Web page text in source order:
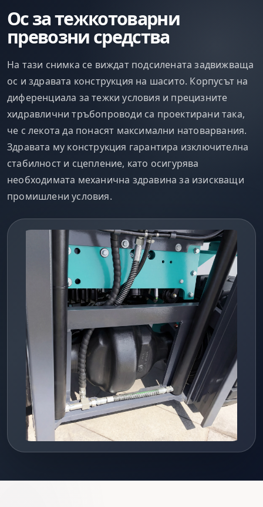
Ос за тежкотоварни
превозни средства
На тази снимка се виждат подсилената задвижваща
ос и здравата конструкция на шасито. Корпусът на
диференциала за тежки условия и прецизните
хидравлични тръбопроводи са проектирани така,
че с лекота да понасят максимални натоварвания.
Здравата му конструкция гарантира изключителна
стабилност и сцепление, като осигурява
необходимата механична здравина за изискващи
промишлени условия.